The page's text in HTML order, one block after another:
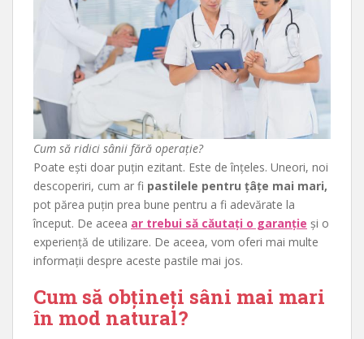
Cum să ridici sânii fără operație?
Poate ești doar puțin ezitant. Este de înțeles. Uneori, noi
descoperiri, cum ar fi pastilele pentru țâțe mai mari,
pot părea puțin prea bune pentru a fi adevărate la
început. De aceea ar trebui să căutați o garanție și o
experiență de utilizare. De aceea, vom oferi mai multe
informații despre aceste pastile mai jos.
Cum să obțineți sâni mai mari
în mod natural?